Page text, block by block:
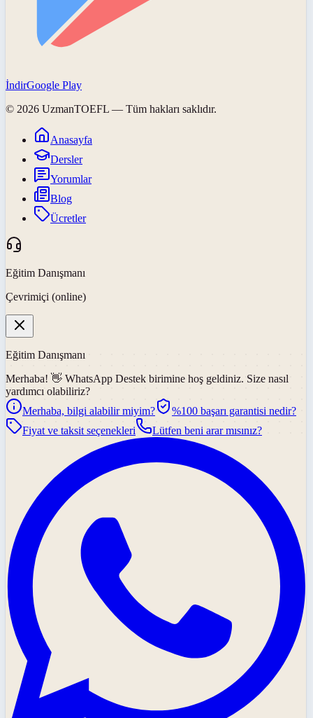
İndirGoogle Play
© 2026 UzmanTOEFL — Tüm hakları saklıdır.
Anasayfa
Dersler
Yorumlar
Blog
Ücretler
Eğitim Danışmanı
Çevrimiçi (online)
Eğitim Danışmanı
Merhaba! 👋 WhatsApp Destek birimine hoş geldiniz. Size nasıl
yardımcı olabiliriz?
Merhaba, bilgi alabilir miyim?
%100 başarı garantisi nedir?
Fiyat ve taksit seçenekleri
Lütfen beni arar mısınız?